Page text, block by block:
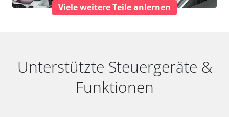
Viele weitere Teile anlernen
Unterstützte Steuergeräte &
Funktionen